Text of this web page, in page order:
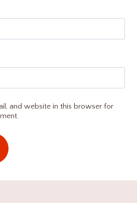
and website in this browser for